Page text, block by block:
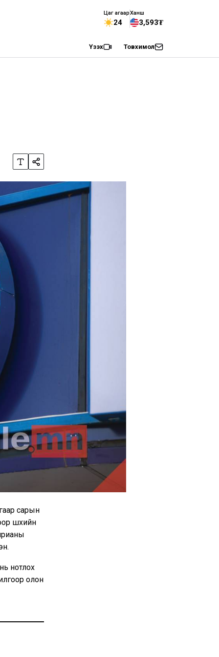
Цаг агаар
24
Ханш
3,593₮
Үзэх Товхимол
сарын
шүүхийн
нотлох
олон